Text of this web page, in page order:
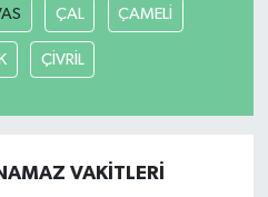
ÇAL ÇAMELİ
ÇİVRİL
VAKITLERI